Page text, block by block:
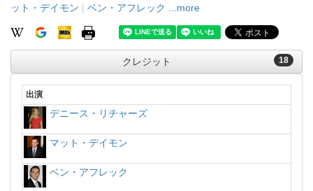
ット・デイモン | ベン・アフレック ...more
18
クレジット
出演
デニース・リチャーズ
マット・デイモン
ベン・アフレック